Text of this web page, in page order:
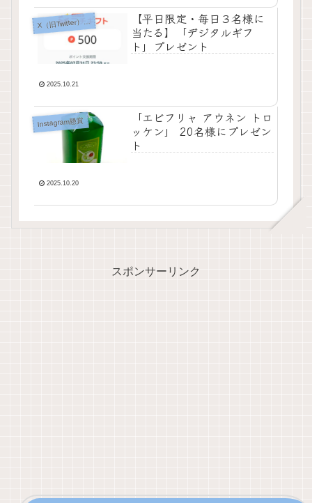
X
【平日限定・毎日３名様に
当たる】「デジタルギフ
ト」プレゼント
2025.10.21
Instagram懸賞
「エビフリャ アウネン トロ
ッケン」 20名様にプレゼン
ト
2025.10.20
スポンサーリンク